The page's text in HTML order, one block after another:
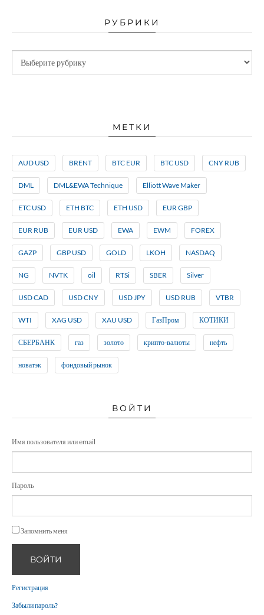
РУБРИКИ
МЕТКИ
AUD USD BRENT BTC EUR BTC USD CNY RUB
DML DML&EWA Technique Elliott Wave Maker
ETC USD ETH BTC ETH USD EUR GBP
EUR RUB EUR USD EWA EWM FOREX
GAZP GBP USD GOLD LKOH NASDAQ
NG NVTK oil RTSi SBER Silver
USD CAD USD CNY USD JPY USD RUB VTBR
WTI XAG USD XAU USD ГазПром КОТИКИ
СБЕРБАНК газ золото крипто-валюты нефть
новатэк фондовый рынок
ВОЙТИ
Имя пользователя или email
Пароль
Запомнить меня
ВОЙТИ
Регистрация
Забыли пароль?